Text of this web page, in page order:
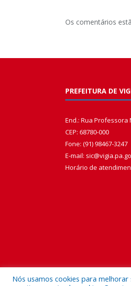
Os comentários
PREFEITURA DE
End.: Rua Professora
CEP: 68780-000
Fone: (91) 98467-3247
E-mail:
Horário de
Nós usamos cookies para